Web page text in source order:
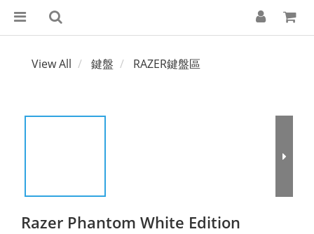
View All 鍵盤 RAZER鍵盤區
Razer Phantom White Edition